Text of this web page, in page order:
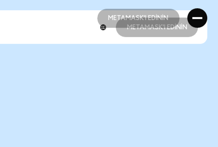
METAMASK'I EDİNİN
METAMASK'I EDİNİN
METAMASK'I EDİNİN